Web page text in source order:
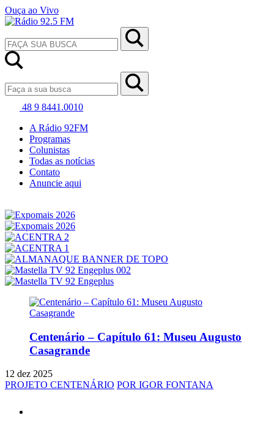
Ouça ao Vivo
48 9 8441.0010
A Rádio 92FM
Programas
Colunistas
Todas as notícias
Contato
Anuncie aqui
Centenário – Capítulo 61: Museu Augusto
Casagrande
12 dez 2025
PROJETO CENTENÁRIO POR IGOR FONTANA